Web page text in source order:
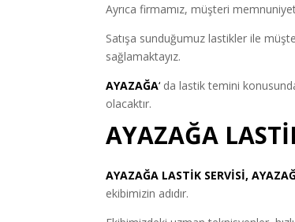
Ayrıca firmamız, müşteri
Satışa sunduğumuz lastikler ile
sağlamaktayız.
AYAZAĞA‘ da lastik temini
olacaktır.
AYAZAĞA
AYAZAĞA LASTİK SERVİSİ,
ekibimizin adıdır.